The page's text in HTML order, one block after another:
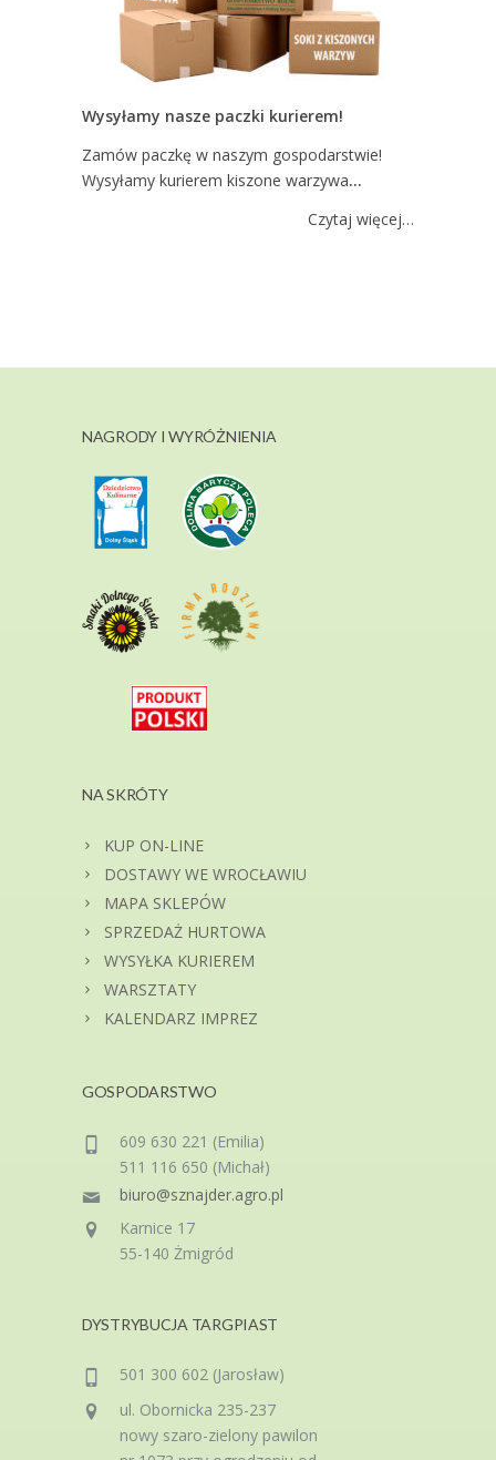
Wysyłamy nasze paczki kurierem!
Zamów paczkę w naszym gospodarstwie!
Wysyłamy kurierem kiszone warzywa…
Czytaj więcej…
NAGRODY I WYRÓŻNIENIA
NA SKRÓTY
KUP ON-LINE
DOSTAWY WE WROCŁAWIU
MAPA SKLEPÓW
SPRZEDAŻ HURTOWA
WYSYŁKA KURIEREM
WARSZTATY
KALENDARZ IMPREZ
GOSPODARSTWO
609 630 221 (Emilia)
511 116 650 (Michał)
biuro@sznajder.agro.pl
Karnice 17
55-140 Żmigród
DYSTRYBUCJA TARGPIAST
501 300 602 (Jarosław)
ul. Obornicka 235-237
nowy szaro-zielony pawilon